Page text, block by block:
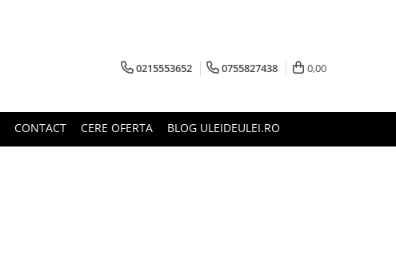
0215553652 0755827438 0,00
CONTACT CERE OFERTA BLOG ULEIDEULEI.RO